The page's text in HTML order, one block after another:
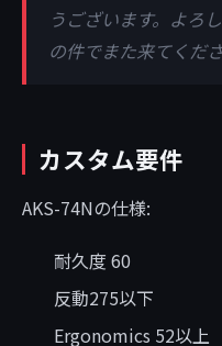
うございます。よろ
の件でまた来てくださ
カスタム要件
AKS-74Nの仕様:
耐久度 60
反動275以下
Ergonomics 52以上